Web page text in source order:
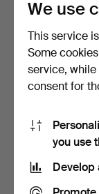
ordna
Efter
så
osålda
We use
This service
Some
service,
consent for
you use
Develop